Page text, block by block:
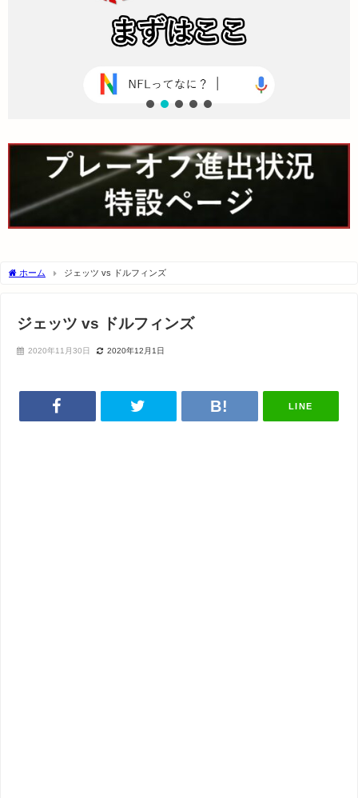
ホーム ジェッツ vs ドルフィンズ
ジェッツ vs ドルフィンズ
2020年11月30日 2020年12月1日
LINE